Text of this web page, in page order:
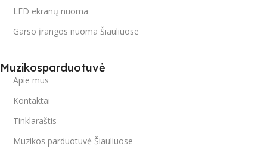
LED ekranų nuoma
Garso įrangos nuoma Šiauliuose
Muzikosparduotuvė
Apie mus
Kontaktai
Tinklaraštis
Muzikos parduotuvė Šiauliuose